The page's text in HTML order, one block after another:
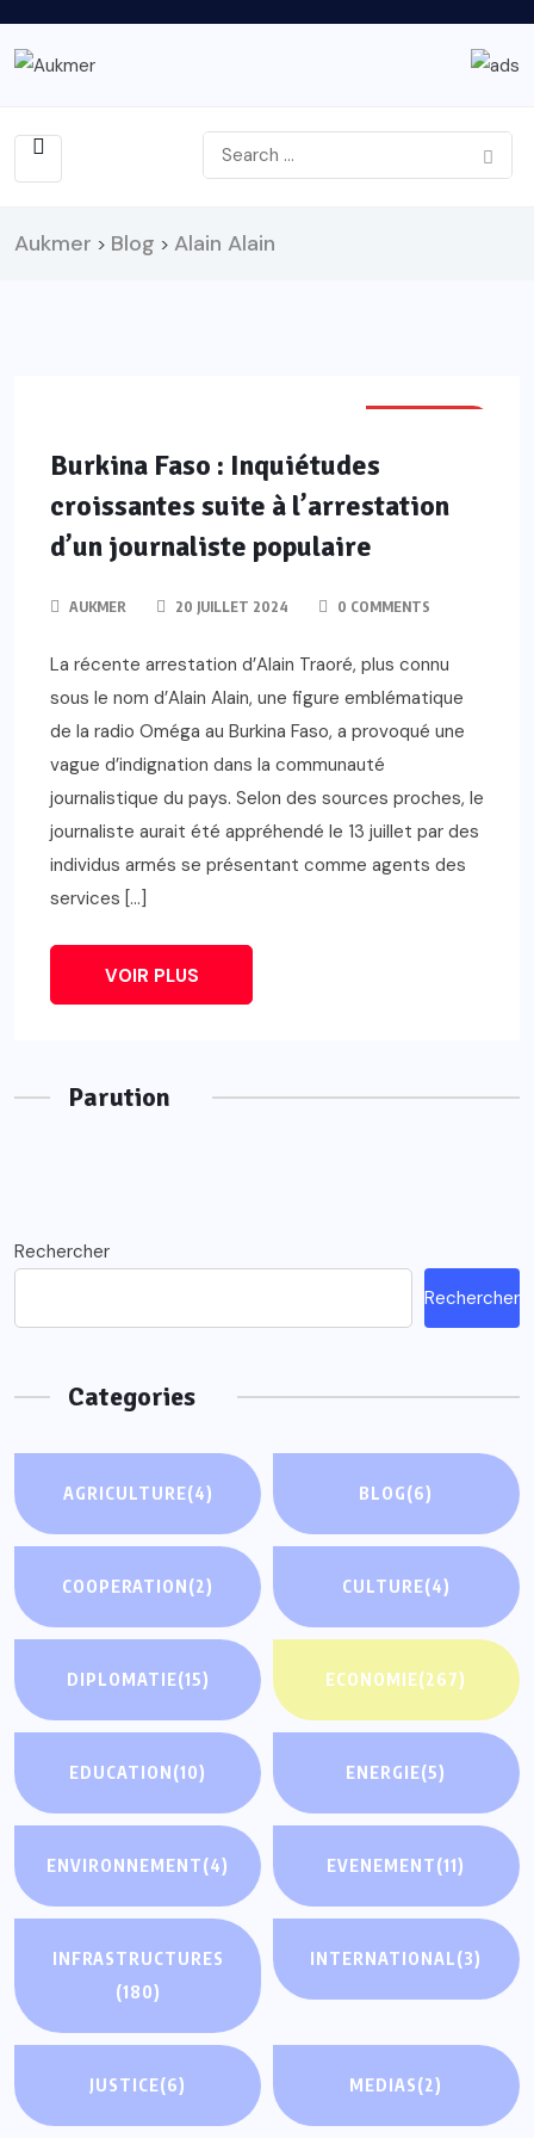
Aukmer > Blog > Alain Alain
Burkina Faso : Inquiétudes
croissantes suite à l’arrestation
d’un journaliste populaire
AUKMER 20 JUILLET 2024 0 COMMENTS
La récente arrestation d’Alain Traoré, plus connu
sous le nom d’Alain Alain, une figure emblématique
de la radio Oméga au Burkina Faso, a provoqué une
vague d’indignation dans la communauté
journalistique du pays. Selon des sources proches, le
journaliste aurait été appréhendé le 13 juillet par des
individus armés se présentant comme agents des
services […]
VOIR PLUS
Parution
Rechercher
Rechercher
Categories
AGRICULTURE(4) BLOG(6)
COOPERATION(2) CULTURE(4)
DIPLOMATIE(15) ECONOMIE(267)
EDUCATION(10) ENERGIE(5)
ENVIRONNEMENT(4) EVENEMENT(11)
INFRASTRUCTURES
(180)
INTERNATIONAL(3)
JUSTICE(6) MEDIAS(2)